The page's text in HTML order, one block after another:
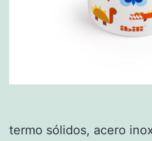
termo sólidos, acero